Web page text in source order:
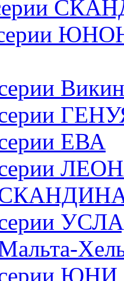
ЕВА
серии
серии ЮНИ